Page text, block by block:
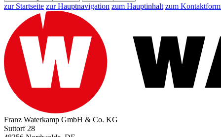
zur Startseite zur Hauptnavigation zum Hauptinhalt zum
Franz Waterkamp GmbH & Co. KG
Suttorf 28